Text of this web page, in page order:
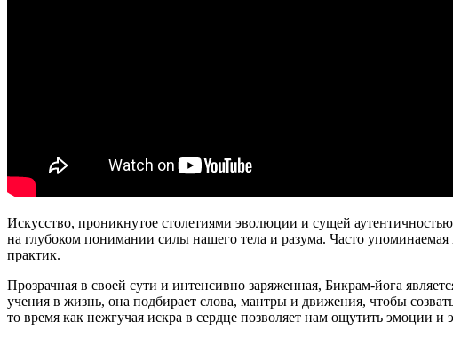
Искусство, проникнутое столетиями эволюции и сущей
на глубоком понимании силы нашего тела и разума. Часто
практик.
Прозрачная в своей сути и интенсивно заряженная, Бикрам-йога
учения в жизнь, она подбирает слова, мантры и движения, чтобы
то время как нежгучая искра в сердце позволяет нам ощутить